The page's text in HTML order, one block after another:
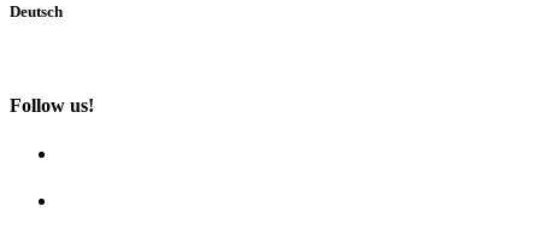
Deutsch
Follow us!